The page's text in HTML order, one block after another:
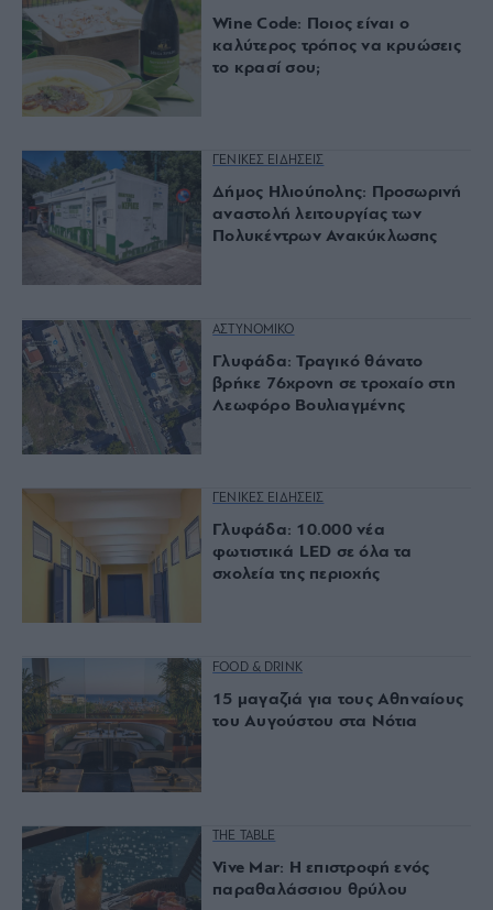
Wine Code: Ποιος είναι ο
καλύτερος τρόπος να κρυώσεις
το κρασί σου;
ΓΕΝΙΚΕΣ ΕΙΔΗΣΕΙΣ
Δήμος Ηλιούπολης: Προσωρινή
αναστολή λειτουργίας των
Πολυκέντρων Ανακύκλωσης
ΑΣΤΥΝΟΜΙΚΟ
Γλυφάδα: Τραγικό θάνατο
βρήκε 76χρονη σε τροχαίο στη
Λεωφόρο Βουλιαγμένης
ΓΕΝΙΚΕΣ ΕΙΔΗΣΕΙΣ
Γλυφάδα: 10.000 νέα
φωτιστικά LED σε όλα τα
σχολεία της περιοχής
FOOD & DRINK
15 μαγαζιά για τους Αθηναίους
του Αυγούστου στα Νότια
THE TABLE
Vive Mar: Η επιστροφή ενός
παραθαλάσσιου θρύλου